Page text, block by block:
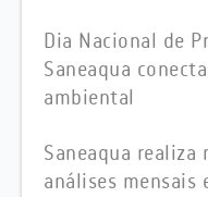
Dia Nacional de
Saneaqua
ambiental
Saneaqua
análises mensais